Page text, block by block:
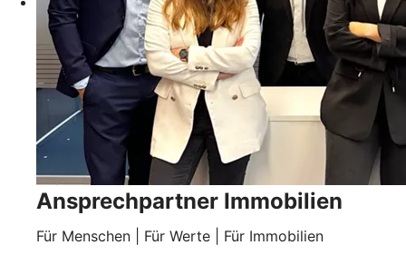
Ansprechpartner Immobilien
Für Menschen | Für Werte | Für Immobilien